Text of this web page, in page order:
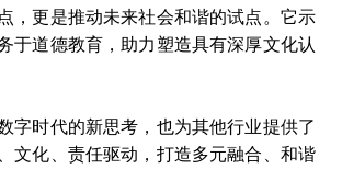
，更是推动未来社会和谐的试点。它示
于道德教育，助力塑造具有深厚文化认
字时代的新思考，也为其他行业提供了
化、责任驱动，打造多元融合、和谐